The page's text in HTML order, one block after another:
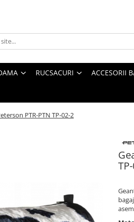
RUCSACURI ACCESORII
PTR-PTN TP-02-2